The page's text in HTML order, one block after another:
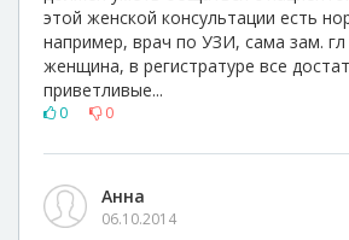
этой женской консультации есть
например, врач по УЗИ, сама зам.
женщина, в регистратуре все
приветливые...
0 0
Анна
06.10.2014